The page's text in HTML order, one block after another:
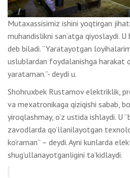
Mutaxassisimiz ishini yoqtirgan
muhandislikni san’atga qiyoslaydi.
deb biladi. “Yaratayotgan
uslublardan foydalanishga harakat
yarataman.”- deydi u.
Shohruxbek Rustamov elektriklik,
va mexatronikaga qiziqishi sabab,
yiroqlashmay, o’z ustida ishlaydi. U
zavodlarda qo’llanilayotgan
ko’raman” – deydi. Ayni kunlarda
shug’ullanayotganligini ta’kidlaydi.